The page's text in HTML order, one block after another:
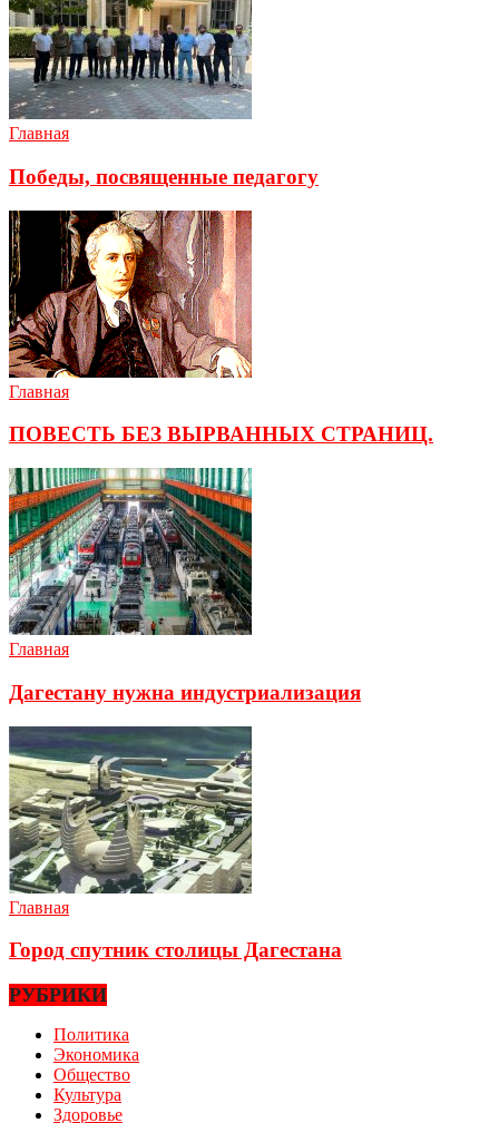
Главная
Победы, посвященные педагогу
Главная
ПОВЕСТЬ БЕЗ ВЫРВАННЫХ СТРАНИЦ.
Главная
Дагестану нужна индустриализация
Главная
Город спутник столицы Дагестана
РУБРИКИ
Политика
Экономика
Общество
Культура
Здоровье